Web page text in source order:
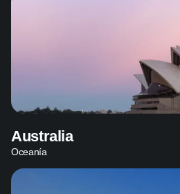
Australia
Oceanía